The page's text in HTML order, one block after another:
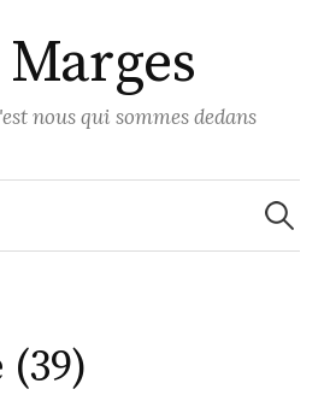
Marges
nous qui sommes dedans